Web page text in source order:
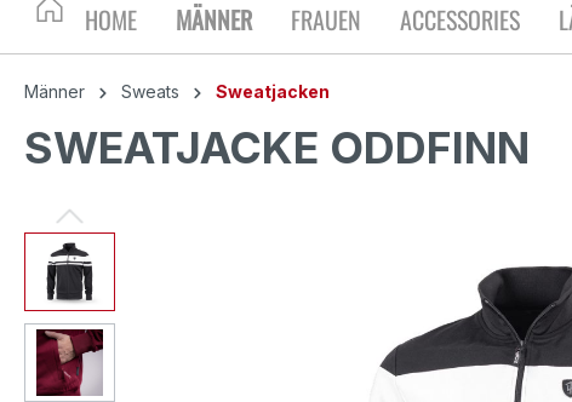
HOME MÄNNER FRAUEN ACCESSORIES
Männer Sweats Sweatjacken
SWEATJACKE ODDFINN